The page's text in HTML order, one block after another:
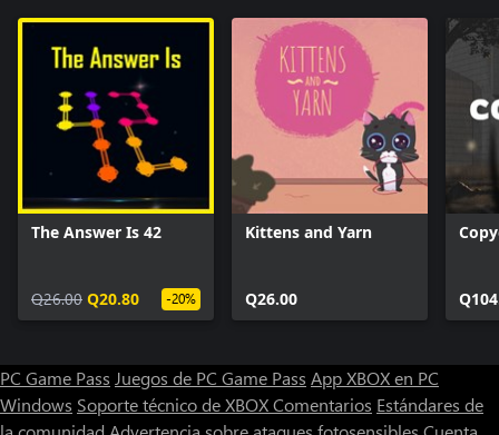
The Answer Is 42
Q26.00 Q20.80 -20%
Kittens and Yarn
Q26.00
PC Game Pass Juegos de PC Game Pass App XBOX en PC
Windows Soporte técnico de XBOXComentarios Estándares de